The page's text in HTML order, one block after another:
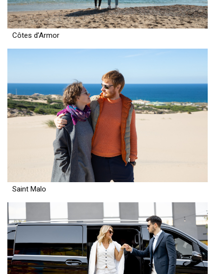
Côtes d’Armor
Saint Malo